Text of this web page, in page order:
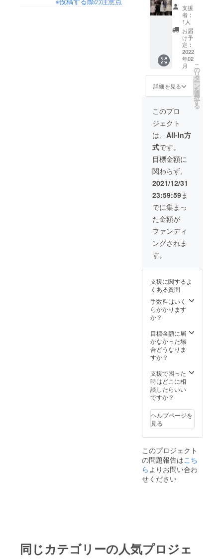
22:00 5
分間 ワ
ンチャ
ン公式
Twitter
までご
希望の
時間を
第三希
望まで
お知ら
間 場
所：都
内近郊
お一人
様30
分〜1時
間まで
の時間
制限が
ありま
す。 日
程をご
ること
はでき
ません
のでご
了承下
さい。
※
Twitter
のDMに
て撮影
場所を
お送り
するた
め、備
考欄に
アカウ
ント名
と@か
ユー
ネーム
の記入
をお願
いいた
入がな
い場合
はお送
できま
せんの
でご了
承くだ
※デート
はス
タッフ
が見
います
YouTub
eのMV
の最後
にMV支
援・代
表協力
者様〇
〇様と
記載で
きる権
利 ※法
人様可
載した
いお名
前を備
考欄に
ご記入
くださ
い。
支援
者：
1人
お届
け予
定：
2022
年02
月
詳細を見る
こ
の
リ
タ
ー
ン
を
選
択
す
る
このプロ
ジェクト
は、 All-In方
式です。
目標金額に
関わらず、
2021/12/31
23:59:59ま
でに集まっ
た金額が
ファンディ
ングされま
す。
支援に関するよ
くある質問
手数料はいく
らかかります
か？
目標金額に届
かなかった場
合どうなりま
すか？
支援で困った
時はどこに相
談したらいい
ですか？
ヘルプページを
見る
このプロジェクト
の問題報告はこち
らよりお問い合わ
せください
同じカテゴリーの人気プロジェ